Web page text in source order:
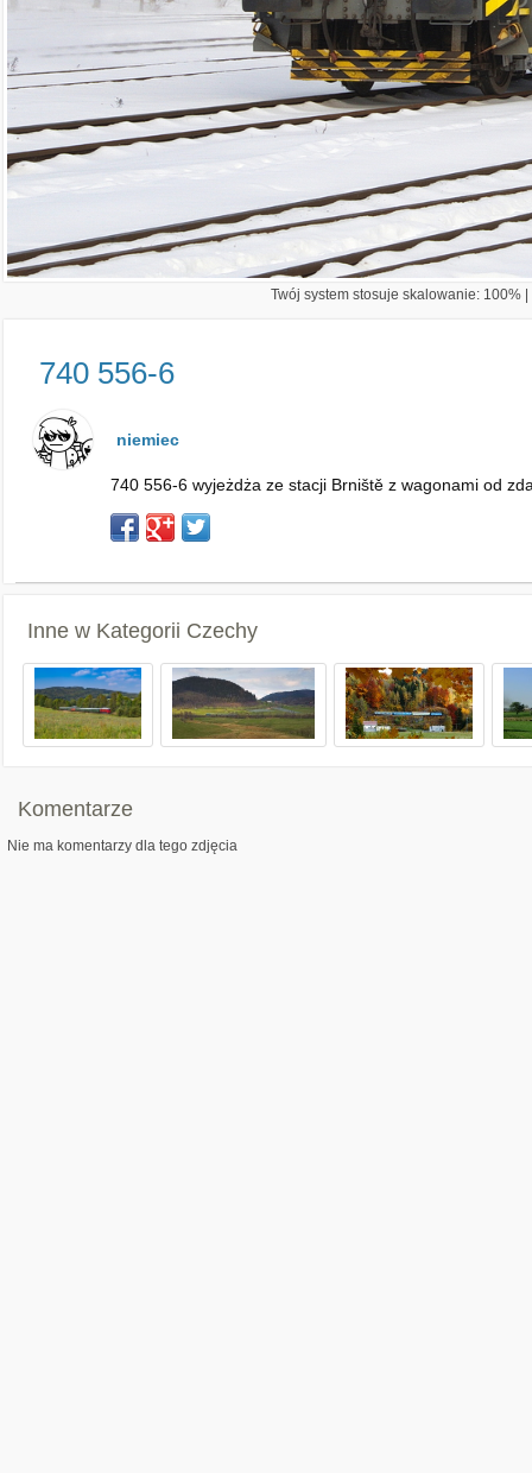
Twój system stosuje skalowanie: 100%
740 556-6
niemiec
740 556-6 wyjeżdża ze stacji Brniště z wagonami od
Inne w Kategorii Czechy
Komentarze
Nie ma komentarzy dla tego zdjęcia